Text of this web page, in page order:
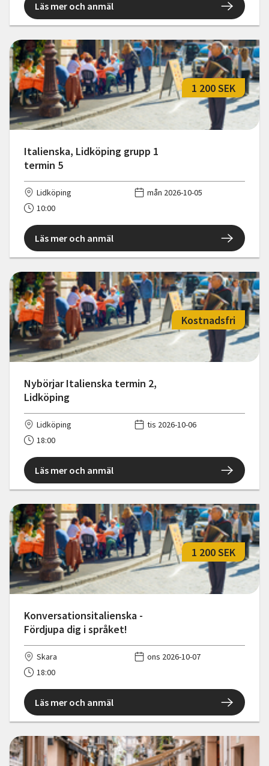
Läs mer och anmäl
Italienska, Lidköping grupp 1
termin 5
1 200 SEK
Lidköping
mån 2026-10-05
10:00
Läs mer och anmäl
Nybörjar Italienska termin 2,
Lidköping
Kostnadsfri
Lidköping
tis 2026-10-06
18:00
Läs mer och anmäl
Konversationsitalienska -
Fördjupa dig i språket!
1 200 SEK
Skara
ons 2026-10-07
18:00
Läs mer och anmäl